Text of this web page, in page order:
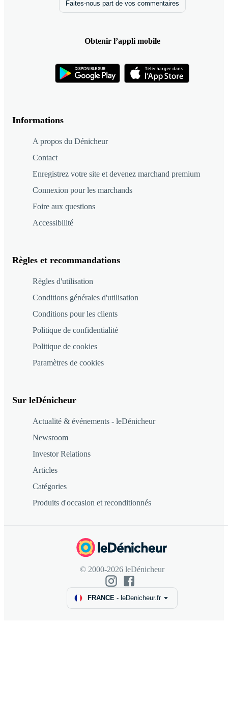
Informations
A propos du Dénicheur
Contact
Enregistrez votre site et devenez marchand premium
Connexion pour les marchands
Foire aux questions
Accessibilité
Règles et recommandations
Règles d'utilisation
Conditions générales d'utilisation
Conditions pour les clients
Politique de confidentialité
Politique de cookies
Paramètres de cookies
Sur leDénicheur
Actualité & événements - leDénicheur
Newsroom
Investor Relations
Articles
Catégories
Produits d'occasion et reconditionnés
Faites-nous part de vos commentaires
Obtenir l’appli mobile
© 2000-2026 leDénicheur
FRANCE - leDenicheur.fr